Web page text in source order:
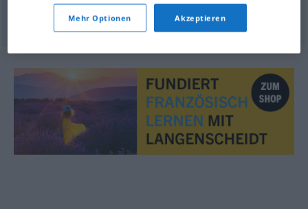
© OpenThesaurus.de
Mehr Optionen Akzeptieren